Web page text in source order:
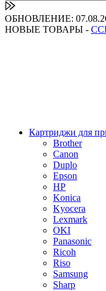
ОБНОВЛЕНИЕ:
НОВЫЕ ТОВАРЫ -
Картриджи для
Brother
Canon
Duplo
Epson
HP
Konica
Kyocera
Lexmark
OKI
Panasonic
Ricoh
Riso
Samsung
Sharp